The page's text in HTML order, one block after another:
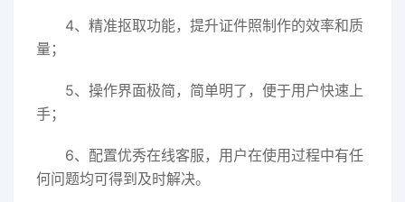
4、精准抠取功能，提升证件照制作的效率和质
量；
5、操作界面极简，简单明了，便于用户快速上
手；
6、配置优秀在线客服，用户在使用过程中有任
何问题均可得到及时解决。